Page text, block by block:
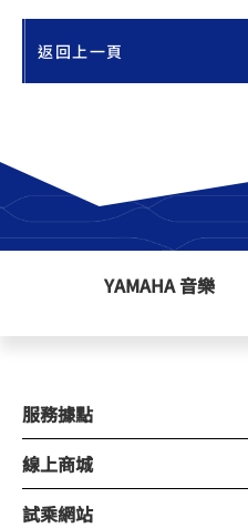
返回上一頁
YAMAHA 音樂
服務據點
線上商城
試乘網站